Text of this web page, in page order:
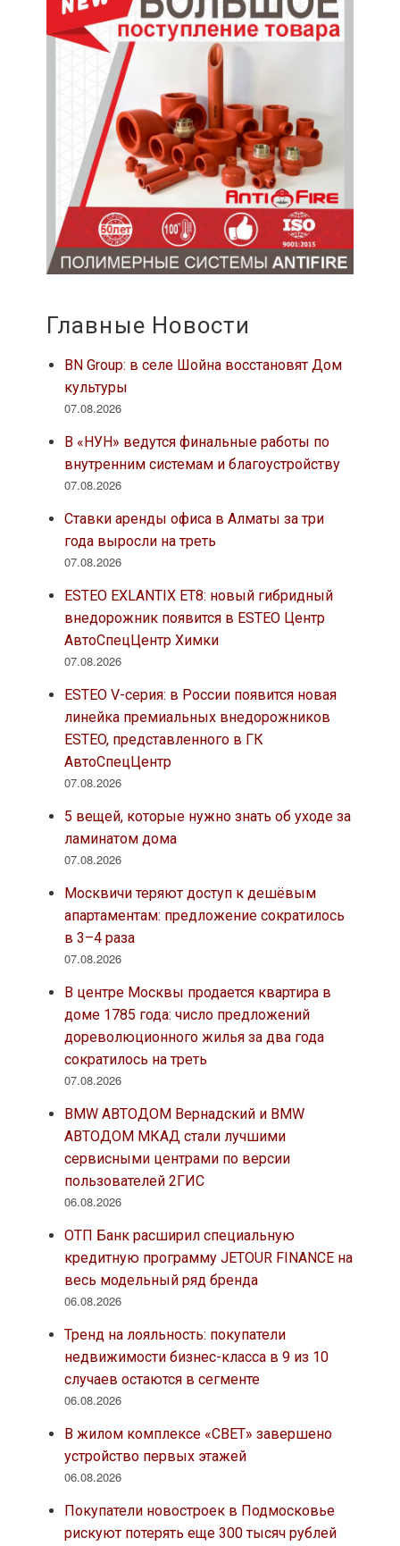
Главные Новости
BN Group: в селе Шойна восстановят Дом
культуры
07.08.2026
В «НУН» ведутся финальные работы по
внутренним системам и благоустройству
07.08.2026
Ставки аренды офиса в Алматы за три
года выросли на треть
07.08.2026
ESTEO EXLANTIX ET8: новый гибридный
внедорожник появится в ESTEO Центр
АвтоСпецЦентр Химки
07.08.2026
ESTEO V-серия: в России появится новая
линейка премиальных внедорожников
ESTEO, представленного в ГК
АвтоСпецЦентр
07.08.2026
5 вещей, которые нужно знать об уходе за
ламинатом дома
07.08.2026
Москвичи теряют доступ к дешёвым
апартаментам: предложение сократилось
в 3–4 раза
07.08.2026
В центре Москвы продается квартира в
доме 1785 года: число предложений
дореволюционного жилья за два года
сократилось на треть
07.08.2026
BMW АВТОДОМ Вернадский и BMW
АВТОДОМ МКАД стали лучшими
сервисными центрами по версии
пользователей 2ГИС
06.08.2026
ОТП Банк расширил специальную
кредитную программу JETOUR FINANCE на
весь модельный ряд бренда
06.08.2026
Тренд на лояльность: покупатели
недвижимости бизнес-класса в 9 из 10
случаев остаются в сегменте
06.08.2026
В жилом комплексе «СВЕТ» завершено
устройство первых этажей
06.08.2026
Покупатели новостроек в Подмосковье
рискуют потерять еще 300 тысяч рублей